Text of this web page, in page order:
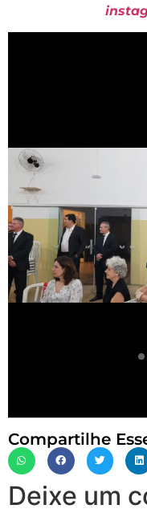
Compartilhe
Deixe um